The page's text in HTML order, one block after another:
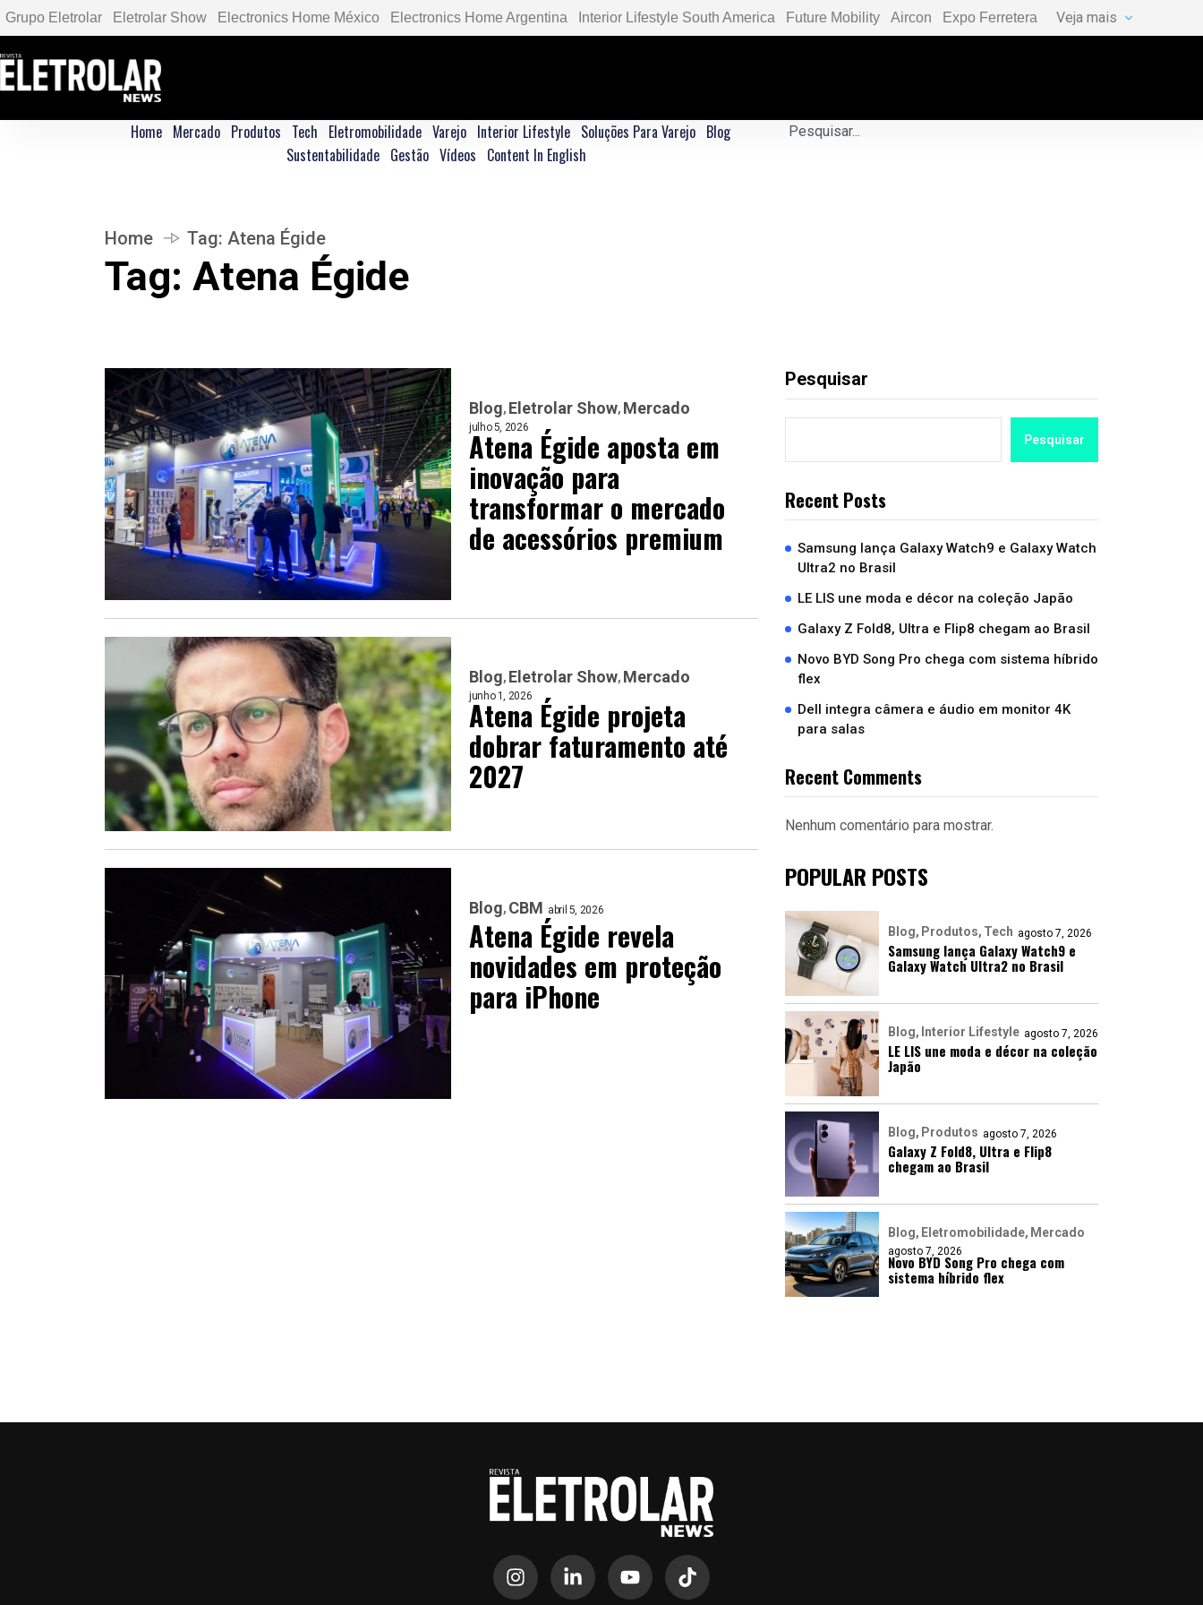
Grupo Eletrolar Eletrolar Show Electronics Home México Electronics Home Argentina Interior Lifestyle South America Future Mobility Aircon Expo Ferretera Veja mais
Home Mercado Produtos Tech Eletromobilidade Varejo Interior Lifestyle Soluções Para Varejo Blog
Sustentabilidade Gestão Vídeos Content In English
Home Tag: Atena Égide
Tag: Atena Égide
Blog Eletrolar Show Mercado
julho 5, 2026
Atena Égide aposta em
inovação para
transformar o mercado
de acessórios premium
Blog Eletrolar Show Mercado
junho 1, 2026
Atena Égide projeta
dobrar faturamento até
2027
Blog CBM abril 5, 2026
Atena Égide revela
novidades em proteção
para iPhone
Pesquisar
Pesquisar
Recent Posts
Samsung lança Galaxy Watch9 e Galaxy Watch
Ultra2 no Brasil
LE LIS une moda e décor na coleção Japão
Galaxy Z Fold8, Ultra e Flip8 chegam ao Brasil
Novo BYD Song Pro chega com sistema híbrido
flex
Dell integra câmera e áudio em monitor 4K
para salas
Recent Comments
Nenhum comentário para mostrar.
POPULAR POSTS
Blog Produtos Tech agosto 7, 2026
Samsung lança Galaxy Watch9 e
Galaxy Watch Ultra2 no Brasil
Blog Interior Lifestyle agosto 7, 2026
LE LIS une moda e décor na coleção
Japão
Blog Produtos agosto 7, 2026
Galaxy Z Fold8, Ultra e Flip8
chegam ao Brasil
Blog Eletromobilidade Mercado
agosto 7, 2026
Novo BYD Song Pro chega com
sistema híbrido flex